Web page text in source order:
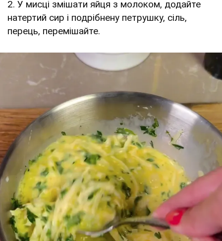
2. У мисці змішати яйця з молоком, додайте
натертий сир і подрібнену петрушку, сіль,
перець, перемішайте.